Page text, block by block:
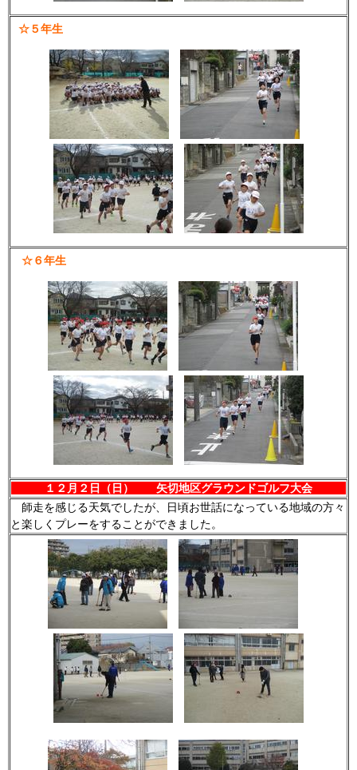
☆５年生
☆６年生
１２月２日（日） 矢切地区グラウンドゴルフ大会
師走を感じる天気でしたが、日頃お世話になっている地域の方々
と楽しくプレーをすることができました。